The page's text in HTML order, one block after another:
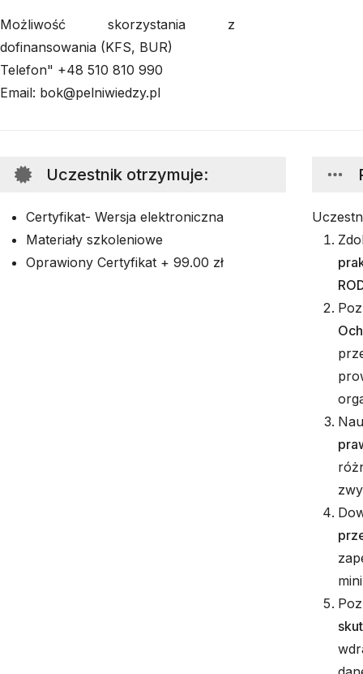
Możliwość skorzystania z
dofinansowania (KFS, BUR)
Telefon" +48 510 810 990
Email: bok@pelniwiedzy.pl
Uczestnik otrzymuje:
Certyfikat- Wersja elektroniczna
Materiały szkoleniowe
Oprawiony Certyfikat + 99.00 zł